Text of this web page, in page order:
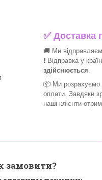
✅Доставка
🚚 Ми
❗ Відправка у
здійснюється.
📦 Ми розрахуємо
оплати. Завдяки
наші клієнти
замовити?